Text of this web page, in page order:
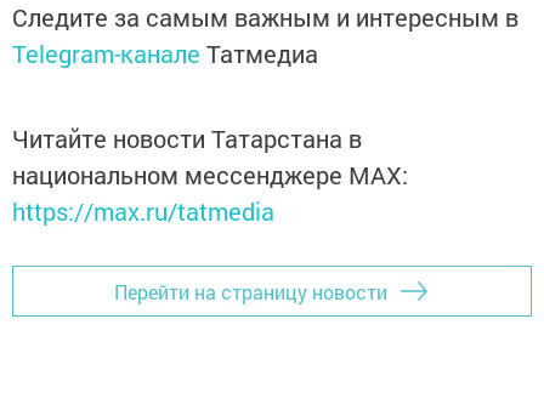
Следите за самым важным и интересным в
Telegram-канале Татмедиа
Читайте новости Татарстана в
национальном мессенджере MАХ:
https://max.ru/tatmedia
Перейти на страницу новости